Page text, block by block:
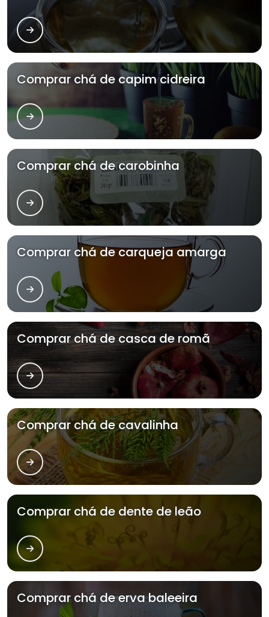
Comprar chá de capim cidreira
Comprar chá de carobinha
Comprar chá de carqueja amarga
Comprar chá de casca de romã
Comprar chá de cavalinha
Comprar chá de dente de leão
Comprar chá de erva baleeira